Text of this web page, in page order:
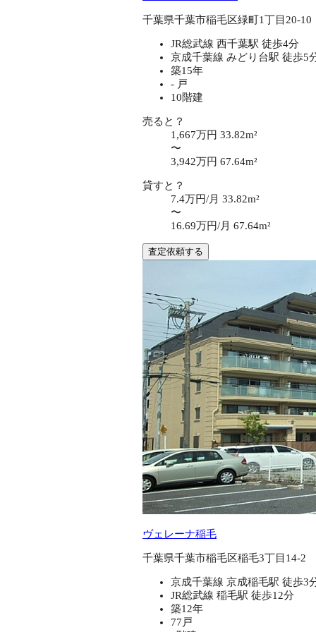
千葉県千葉市稲毛区緑町1丁目20-10
JR総武線 西千葉駅 徒歩4分
京成千葉線 みどり台駅 徒歩5
築15年
- 戸
10階建
売ると？
1,667万円 33.82m²
〜
3,942万円 67.64m²
貸すと？
7.4万円/月 33.82m²
〜
16.69万円/月 67.64m²
査定依頼する
ヴェレーナ稲毛
千葉県千葉市稲毛区稲毛3丁目14-2
京成千葉線 京成稲毛駅 徒歩3
JR総武線 稲毛駅 徒歩12分
築12年
77戸